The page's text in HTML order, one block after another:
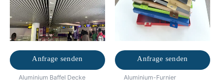
Anfrage senden
Aluminium Baffel Decke
Anfrage senden
Aluminium-Furnier